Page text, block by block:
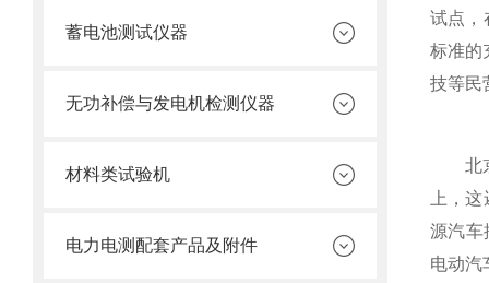
蓄电池测试仪器
无功补偿与发电机检测仪器
材料类试验机
电力电测配套产品及附件
试点，
标准的
技等民
北京
上，
源汽车
电动汽